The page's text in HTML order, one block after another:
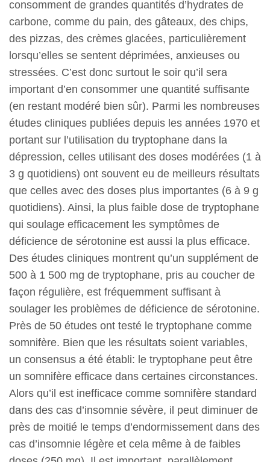
consomment de grandes quantités d’hydrates de
carbone, comme du pain, des gâteaux, des chips,
des pizzas, des crèmes glacées, particulièrement
lorsqu’elles se sentent déprimées, anxieuses ou
stressées. C’est donc surtout le soir qu’il sera
important d’en consommer une quantité suffisante
(en restant modéré bien sûr). Parmi les nombreuses
études cliniques publiées depuis les années 1970 et
portant sur l’utilisation du tryptophane dans la
dépression, celles utilisant des doses modérées (1 à
3 g quotidiens) ont souvent eu de meilleurs résultats
que celles avec des doses plus importantes (6 à 9 g
quotidiens). Ainsi, la plus faible dose de tryptophane
qui soulage efficacement les symptômes de
déficience de sérotonine est aussi la plus efficace.
Des études cliniques montrent qu’un supplément de
500 à 1 500 mg de tryptophane, pris au coucher de
façon régulière, est fréquemment suffisant à
soulager les problèmes de déficience de sérotonine.
Près de 50 études ont testé le tryptophane comme
somnifère. Bien que les résultats soient variables,
un consensus a été établi: le tryptophane peut être
un somnifère efficace dans certaines circonstances.
Alors qu’il est inefficace comme somnifère standard
dans des cas d’insomnie sévère, il peut diminuer de
près de moitié le temps d’endormissement dans des
cas d’insomnie légère et cela même à de faibles